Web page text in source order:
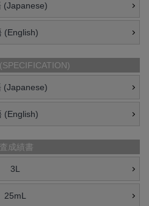
(Japanese)
(English)
(Japanese)
(English)
成績書
3L
25mL